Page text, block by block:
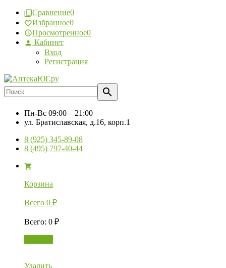
Сравнение0
Избранное0
Просмотренное0
Кабинет
Вход
Регистрация
Пн-Вс 09:00—21:00
ул. Братиславская, д.16, корп.1
8 (925) 345-89-08
8 (495) 797-40-44
Корзина
Всего 0 ₽
Всего: 0 ₽
Удалить